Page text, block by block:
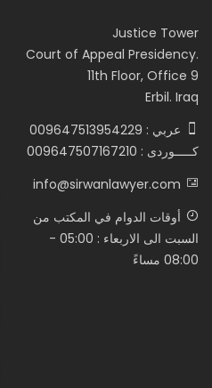
Justice Tower
Court of Appeal Presidency.
11th Floor, Office 9
Erbil. Iraq
عربي : 009647513954229
كـــــوردى : 009647507167210
info@sirwanlawyer.com
أوقات الدوام في المكتب من
السبت الى الاربعاء : 05:00 -
08:00 مساءً